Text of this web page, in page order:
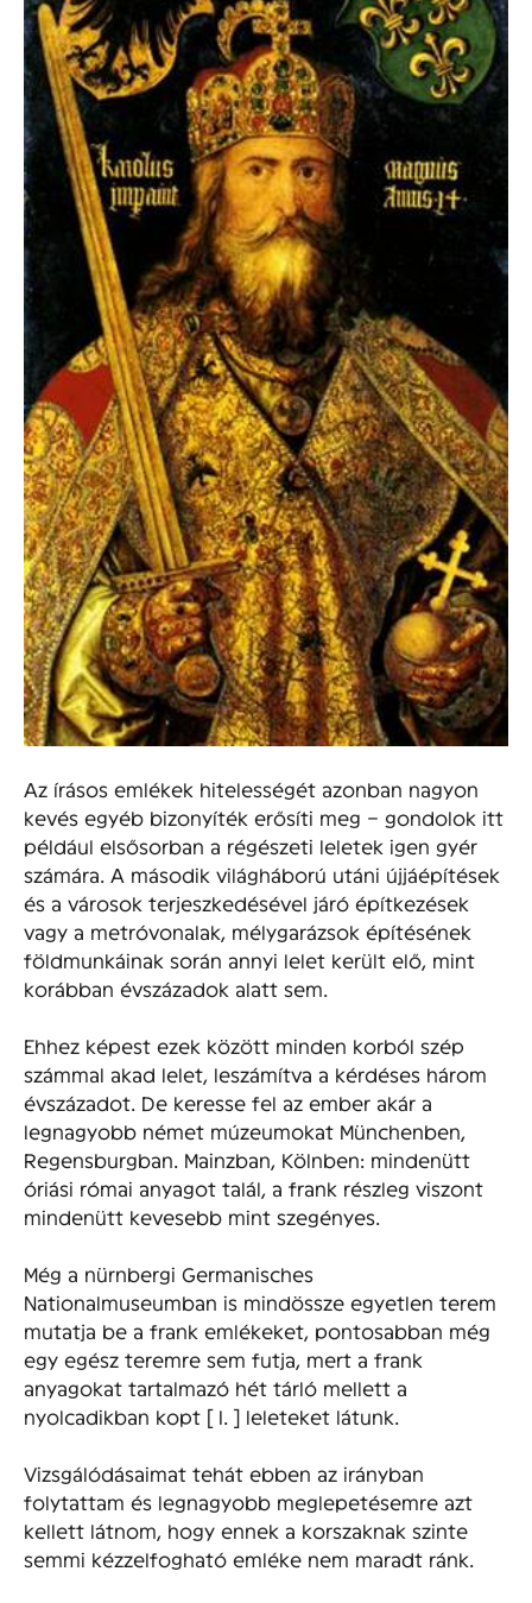
Az írásos emlékek hitelességét azonban nagyon
kevés egyéb bizonyíték erősíti meg – gondolok itt
például elsősorban a régészeti leletek igen gyér
számára. A második világháború utáni újjáépítések
és a városok terjeszkedésével járó építkezések
vagy a metróvonalak, mélygarázsok építésének
földmunkáinak során annyi lelet került elő, mint
korábban évszázadok alatt sem.
Ehhez képest ezek között minden korból szép
számmal akad lelet, leszámítva a kérdéses három
évszázadot. De keresse fel az ember akár a
legnagyobb német múzeumokat Münchenben,
Regensburgban. Mainzban, Kölnben: mindenütt
óriási római anyagot talál, a frank részleg viszont
mindenütt kevesebb mint szegényes.
Még a nürnbergi Germanisches
Nationalmuseumban is mindössze egyetlen terem
mutatja be a frank emlékeket, pontosabban még
egy egész teremre sem futja, mert a frank
anyagokat tartalmazó hét tárló mellett a
nyolcadikban kopt [ I. ] leleteket látunk.
Vizsgálódásaimat tehát ebben az irányban
folytattam és legnagyobb meglepetésemre azt
kellett látnom, hogy ennek a korszaknak szinte
semmi kézzelfogható emléke nem maradt ránk.